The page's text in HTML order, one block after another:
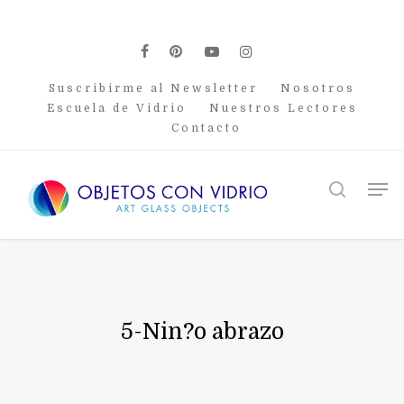
facebook
pinterest
youtubeinstagram
Suscribirme al Newsletter
Nosotros
Escuela de Vidrio
Nuestros Lectores
Contacto
search
5-Nin?o abrazo